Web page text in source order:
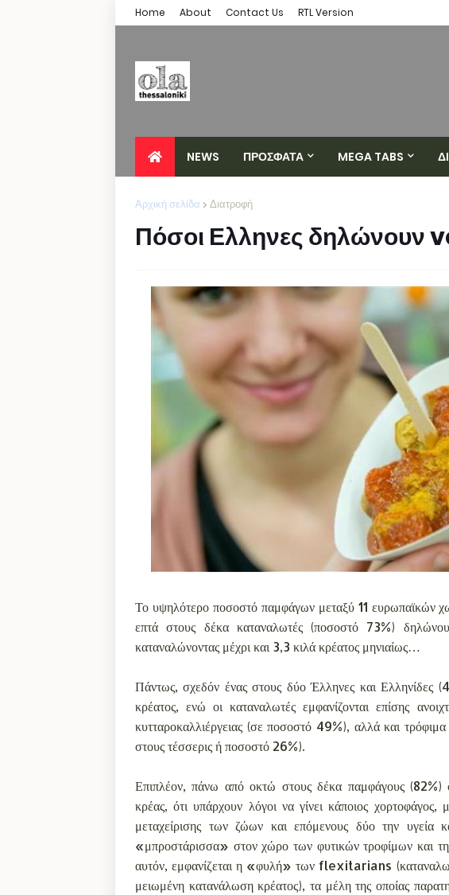
Home About Contact Us RTL Version
NEWS ΠΡΟΣΦΑΤΑ MEGA TABS
Αρχική σελίδα Διατροφή
Πόσοι Ελληνες δηλώνουν
Το υψηλότερο ποσοστό παμφάγων μεταξύ 11 ευρωπαϊκών
επτά στους δέκα καταναλωτές (ποσοστό 73%)
καταναλώνοντας μέχρι και 3,3 κιλά κρέατος μηνιαίως…
Πάντως, σχεδόν ένας στους δύο Έλληνες και Ελληνίδες
κρέατος, ενώ οι καταναλωτές εμφανίζονται επίσης
κυτταροκαλλιέργειας (σε ποσοστό 49%), αλλά και
στους τέσσερις ή ποσοστό 26%).
Επιπλέον, πάνω από οκτώ στους δέκα παμφάγους (82%)
κρέας, ότι υπάρχουν λόγοι να γίνει κάποιος χορτοφάγος,
μεταχείρισης των ζώων και επόμενους δύο την υγεία
«μπροστάρισσα» στον χώρο των φυτικών τροφίμων και
αυτόν, εμφανίζεται η «φυλή» των flexitarians
μειωμένη κατανάλωση κρέατος), τα μέλη της οποίας